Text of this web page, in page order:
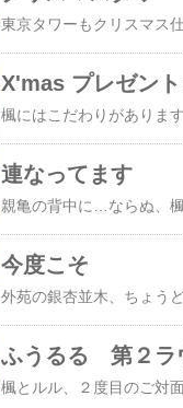
X'mas プレゼント
連なってます
今度こそ
外苑の銀杏並木、ちょ
ふうるる 第２ラ